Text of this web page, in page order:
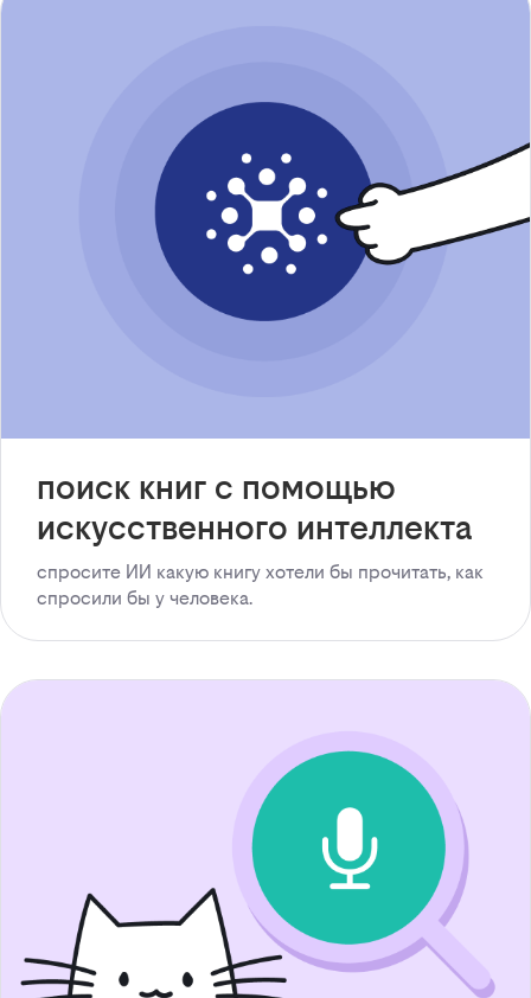
поиск книг с помощью
искусственного интеллекта
спросите ИИ какую книгу хотели бы прочитать, как
спросили бы у человека.